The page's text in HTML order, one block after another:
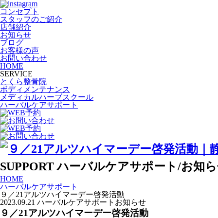
コンセプト
スタッフのご紹介
店舗紹介
お知らせ
ブログ
お客様の声
お問い合わせ
HOME
SERVICE
とくら整骨院
ボディメンテナンス
メディカルハーブスクール
ハーバルケアサポート
SUPPORT ハーバルケアサポート/お知
HOME
ハーバルケアサポート
９／21アルツハイマーデー啓発活動
2023.09.21 ハーバルケアサポート お知らせ
９／21アルツハイマーデー啓発活動